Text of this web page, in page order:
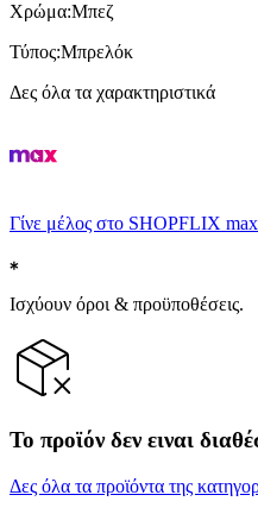
Χρώμα:Μπεζ
Τύπος:Μπρελόκ
Δες όλα τα χαρακτηριστικά
Γίνε μέλος στο SHOPFLIX
Ισχύουν όροι & προϋποθέσεις.
Το προϊόν δεν ειναι
Δες όλα τα προϊόντα της